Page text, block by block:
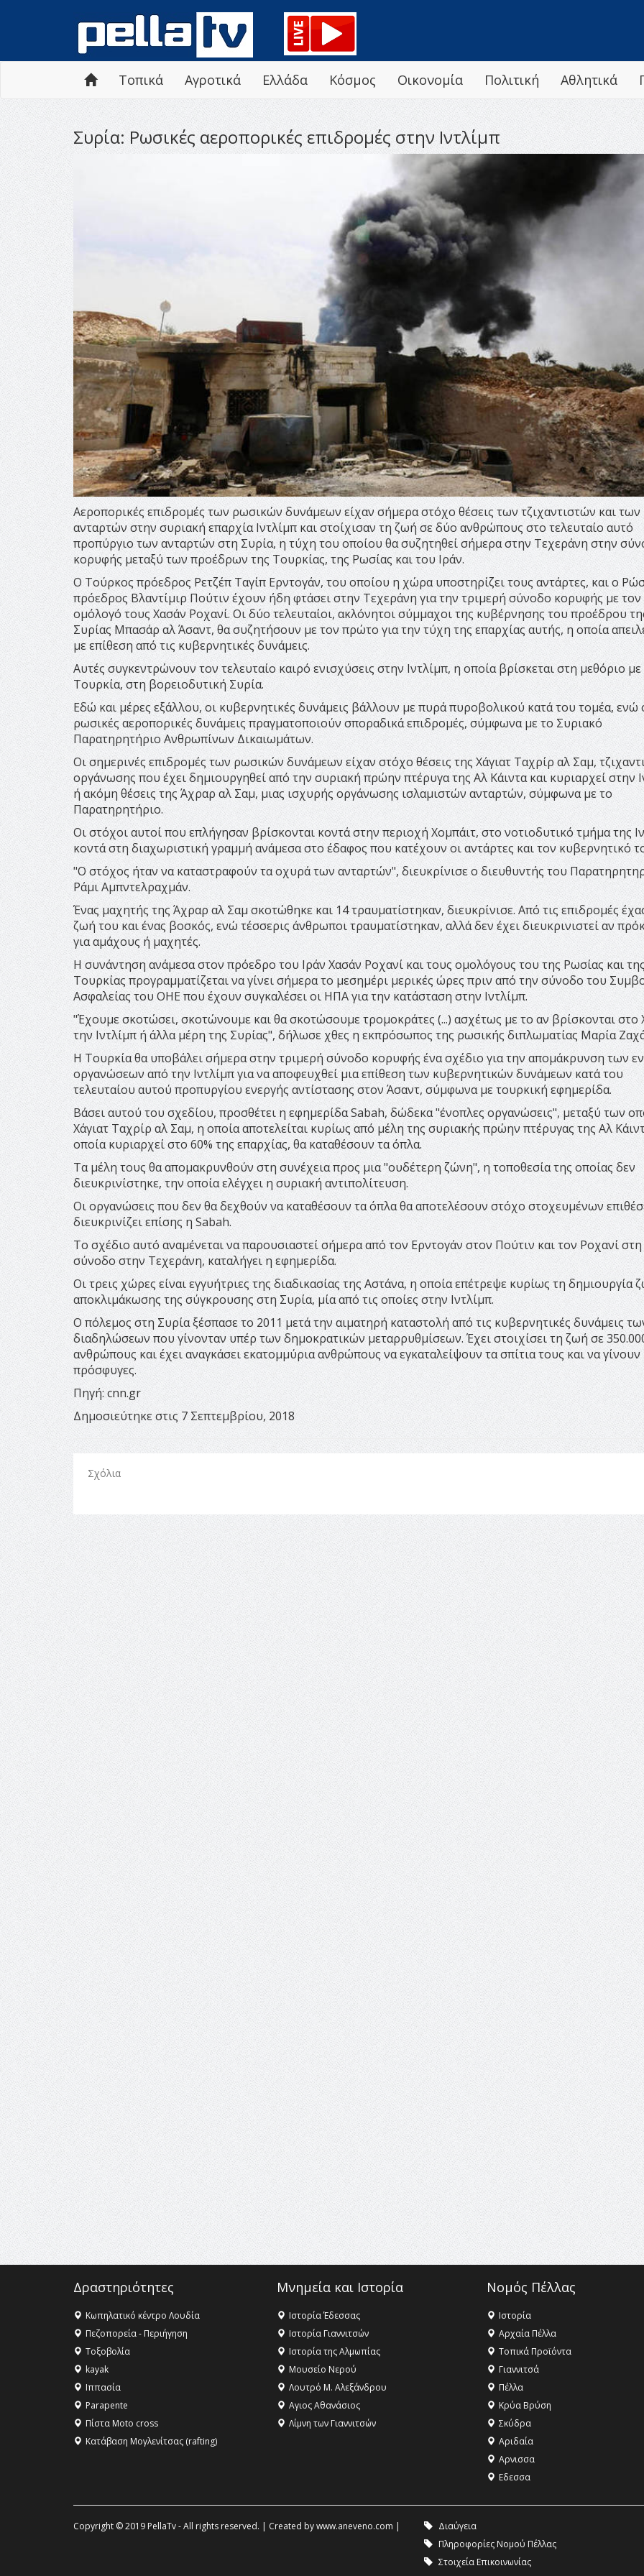
Τοπικά Αγροτικά Ελλάδα Κόσμος Οικονομία Πολιτική Αθλητικά
Συρία: Ρωσικές αεροπορικές επιδρομές στην Ιντλίμπ
Αεροπορικές επιδρομές των ρωσικών δυνάμεων είχαν σήμερα στόχο θέσεις των τζιχαντιστών και των
ανταρτών στην συριακή επαρχία Ιντλίμπ και στοίχισαν τη ζωή σε δύο ανθρώπους στο τελευταίο αυτό
προπύργιο των ανταρτών στη Συρία, η τύχη του οποίου θα συζητηθεί σήμερα στην Τεχεράνη στην
κορυφής μεταξύ των προέδρων της Τουρκίας, της Ρωσίας και του Ιράν.
Ο Τούρκος πρόεδρος Ρετζέπ Ταγίπ Ερντογάν, του οποίου η χώρα υποστηρίζει τους αντάρτες, και ο
πρόεδρος Βλαντίμιρ Πούτιν έχουν ήδη φτάσει στην Τεχεράνη για την τριμερή σύνοδο κορυφής με τον
ομόλογό τους Χασάν Ροχανί. Οι δύο τελευταίοι, ακλόνητοι σύμμαχοι της κυβέρνησης του προέδρου
Συρίας Μπασάρ αλ Άσαντ, θα συζητήσουν με τον πρώτο για την τύχη της επαρχίας αυτής, η οποία
με επίθεση από τις κυβερνητικές δυνάμεις.
Αυτές συγκεντρώνουν τον τελευταίο καιρό ενισχύσεις στην Ιντλίμπ, η οποία βρίσκεται στη μεθόριο
Τουρκία, στη βορειοδυτική Συρία.
Εδώ και μέρες εξάλλου, οι κυβερνητικές δυνάμεις βάλλουν με πυρά πυροβολικού κατά του τομέα, ενώ
ρωσικές αεροπορικές δυνάμεις πραγματοποιούν σποραδικά επιδρομές, σύμφωνα με το Συριακό
Παρατηρητήριο Ανθρωπίνων Δικαιωμάτων.
Οι σημερινές επιδρομές των ρωσικών δυνάμεων είχαν στόχο θέσεις της Χάγιατ Ταχρίρ αλ Σαμ,
οργάνωσης που έχει δημιουργηθεί από την συριακή πρώην πτέρυγα της Αλ Κάιντα και κυριαρχεί στην
ή ακόμη θέσεις της Άχραρ αλ Σαμ, μιας ισχυρής οργάνωσης ισλαμιστών ανταρτών, σύμφωνα με το
Παρατηρητήριο.
Οι στόχοι αυτοί που επλήγησαν βρίσκονται κοντά στην περιοχή Χομπάιτ, στο νοτιοδυτικό τμήμα της
κοντά στη διαχωριστική γραμμή ανάμεσα στο έδαφος που κατέχουν οι αντάρτες και τον κυβερνητικό
"Ο στόχος ήταν να καταστραφούν τα οχυρά των ανταρτών", διευκρίνισε ο διευθυντής του
Ράμι Αμπντελραχμάν.
Ένας μαχητής της Άχραρ αλ Σαμ σκοτώθηκε και 14 τραυματίστηκαν, διευκρίνισε. Από τις επιδρομές
ζωή του και ένας βοσκός, ενώ τέσσερις άνθρωποι τραυματίστηκαν, αλλά δεν έχει διευκρινιστεί αν
για αμάχους ή μαχητές.
Η συνάντηση ανάμεσα στον πρόεδρο του Ιράν Χασάν Ροχανί και τους ομολόγους του της Ρωσίας και
Τουρκίας προγραμματίζεται να γίνει σήμερα το μεσημέρι μερικές ώρες πριν από την σύνοδο του
Ασφαλείας του ΟΗΕ που έχουν συγκαλέσει οι ΗΠΑ για την κατάσταση στην Ιντλίμπ.
"Έχουμε σκοτώσει, σκοτώνουμε και θα σκοτώσουμε τρομοκράτες (...) ασχέτως με το αν βρίσκονται στο
την Ιντλίμπ ή άλλα μέρη της Συρίας", δήλωσε χθες η εκπρόσωπος της ρωσικής διπλωματίας Μαρία
Η Τουρκία θα υποβάλει σήμερα στην τριμερή σύνοδο κορυφής ένα σχέδιο για την απομάκρυνση των
οργανώσεων από την Ιντλίμπ για να αποφευχθεί μια επίθεση των κυβερνητικών δυνάμεων κατά του
τελευταίου αυτού προπυργίου ενεργής αντίστασης στον Άσαντ, σύμφωνα με τουρκική εφημερίδα.
Βάσει αυτού του σχεδίου, προσθέτει η εφημερίδα Sabah, δώδεκα "ένοπλες οργανώσεις", μεταξύ των
Χάγιατ Ταχρίρ αλ Σαμ, η οποία αποτελείται κυρίως από μέλη της συριακής πρώην πτέρυγας της Αλ
οποία κυριαρχεί στο 60% της επαρχίας, θα καταθέσουν τα όπλα.
Τα μέλη τους θα απομακρυνθούν στη συνέχεια προς μια "ουδέτερη ζώνη", η τοποθεσία της οποίας δεν
διευκρινίστηκε, την οποία ελέγχει η συριακή αντιπολίτευση.
Οι οργανώσεις που δεν θα δεχθούν να καταθέσουν τα όπλα θα αποτελέσουν στόχο στοχευμένων
διευκρινίζει επίσης η Sabah.
Το σχέδιο αυτό αναμένεται να παρουσιαστεί σήμερα από τον Ερντογάν στον Πούτιν και τον Ροχανί στη
σύνοδο στην Τεχεράνη, καταλήγει η εφημερίδα.
Οι τρεις χώρες είναι εγγυήτριες της διαδικασίας της Αστάνα, η οποία επέτρεψε κυρίως τη δημιουργία
αποκλιμάκωσης της σύγκρουσης στη Συρία, μία από τις οποίες στην Ιντλίμπ.
Ο πόλεμος στη Συρία ξέσπασε το 2011 μετά την αιματηρή καταστολή από τις κυβερνητικές δυνάμεις
διαδηλώσεων που γίνονταν υπέρ των δημοκρατικών μεταρρυθμίσεων. Έχει στοιχίσει τη ζωή σε
ανθρώπους και έχει αναγκάσει εκατομμύρια ανθρώπους να εγκαταλείψουν τα σπίτια τους και να γίνουν
πρόσφυγες.
Πηγή: cnn.gr
Δημοσιεύτηκε στις 7 Σεπτεμβρίου, 2018
Σχόλια
Δραστηριότητες
Κωπηλατικό κέντρο Λουδία
Πεζοπορεία - Περιήγηση
Τοξοβολία
kayak
Ιππασία
Parapente
Πίστα Moto cross
Κατάβαση Μογλενίτσας (rafting)
Μνημεία και Ιστορία
Ιστορία Έδεσσας
Ιστορία Γιαννιτσών
Ιστορία της Αλμωπίας
Μουσείο Νερού
Λουτρό Μ. Αλεξάνδρου
Αγιος Αθανάσιος
Λίμνη των Γιαννιτσών
Νομός Πέλλας
Ιστορία
Αρχαία Πέλλα
Τοπικά Προϊόντα
Γιαννιτσά
Πέλλα
Κρύα Βρύση
Σκύδρα
Αριδαία
Aρνισσα
Eδεσσα
Copyright © 2019 PellaTv - All rights reserved. | Created bywww.aneveno.com |
Διαύγεια
Πληροφορίες Νομού Πέλλας
Στοιχεία Επικοινωνίας